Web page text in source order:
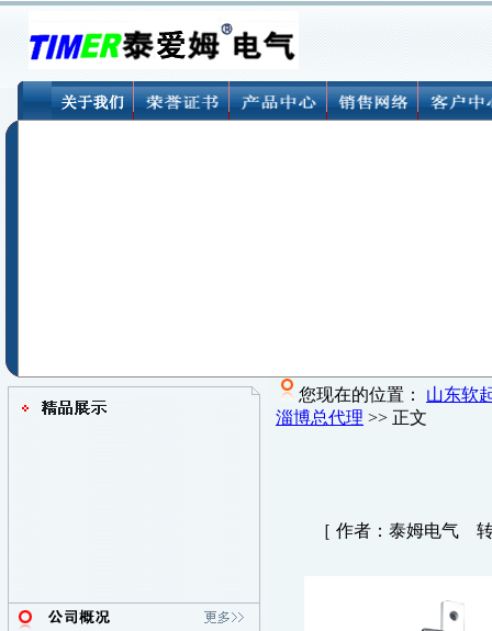
您现在的位置： 山东软
淄博总代理 >> 正文
［ 作者：泰姆电气